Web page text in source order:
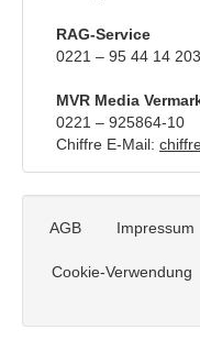
RAG-Service
0221 – 95 44 14 203
MVR Media
0221 – 925864-10
Chiffre E-Mail:
AGB Impressum
Cookie-Verwendung